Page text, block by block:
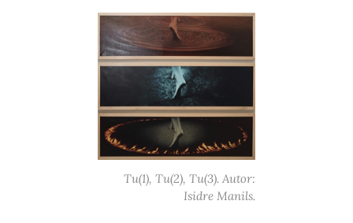
Tu(1), Tu(2), Tu(3). Autor:
Isidre Manils.